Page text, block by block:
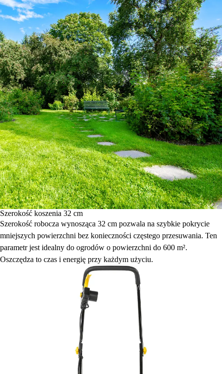
Szerokość koszenia 32 cm
Szerokość robocza wynosząca 32 cm pozwala na szybkie pokrycie
mniejszych powierzchni bez konieczności częstego przesuwania. Ten
parametr jest idealny do ogrodów o powierzchni do 600 m².
Oszczędza to czas i energię przy każdym użyciu.